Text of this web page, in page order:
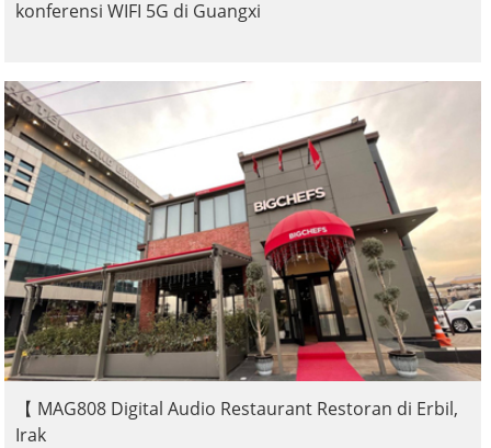
konferensi WIFI 5G di Guangxi
【 MAG808 Digital Audio Restaurant Restoran di Erbil,
Irak